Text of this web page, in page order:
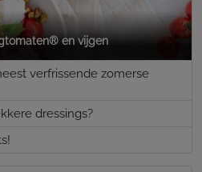
en vijgen
verfrissende zomerse
dressings?